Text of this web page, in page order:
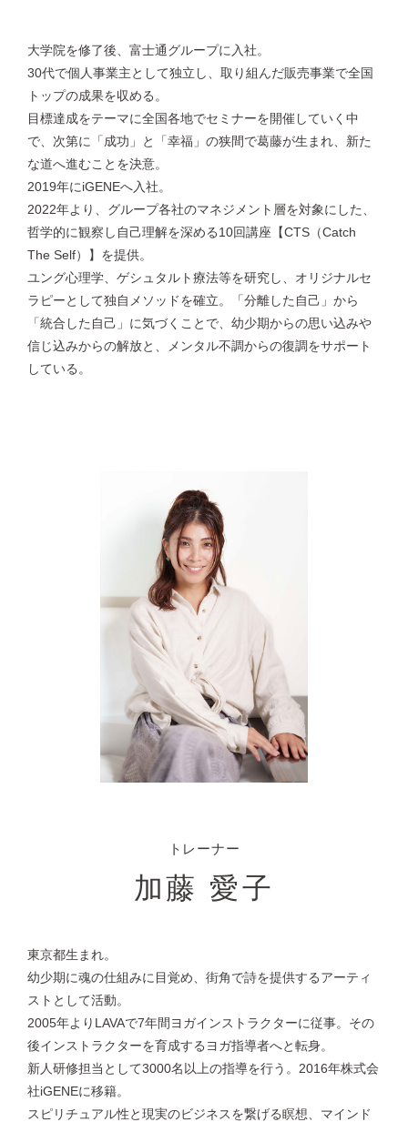
大学院を修了後、富士通グループに入社。
30代で個人事業主として独立し、取り組んだ販売事業で全国
トップの成果を収める。
目標達成をテーマに全国各地でセミナーを開催していく中
で、次第に「成功」と「幸福」の狭間で葛藤が生まれ、新た
な道へ進むことを決意。
2019年にiGENEへ入社。
2022年より、グループ各社のマネジメント層を対象にした、
哲学的に観察し自己理解を深める10回講座【CTS（Catch
The Self）】を提供。
ユング心理学、ゲシュタルト療法等を研究し、オリジナルセ
ラピーとして独自メソッドを確立。「分離した自己」から
「統合した自己」に気づくことで、幼少期からの思い込みや
信じ込みからの解放と、メンタル不調からの復調をサポート
している。
トレーナー
加藤 愛子
東京都生まれ。
幼少期に魂の仕組みに目覚め、街角で詩を提供するアーティ
ストとして活動。
2005年よりLAVAで7年間ヨガインストラクターに従事。その
後インストラクターを育成するヨガ指導者へと転身。
新人研修担当として3000名以上の指導を行う。2016年株式会
社iGENEに移籍。
スピリチュアル性と現実のビジネスを繋げる瞑想、マインド